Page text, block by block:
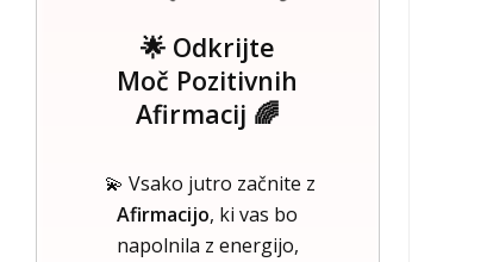
🌟 Odkrijte
Moč Pozitivnih
Afirmacij 🌈
💫 Vsako jutro začnite z
Afirmacijo, ki vas bo
napolnila z energijo,